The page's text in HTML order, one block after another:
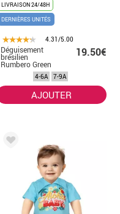
LIVRAISON 24/48H
DERNIÈRES UNITÉS
4.31/5.00
Déguisement
brésilien
Rumbero Green
Party garçon
19.50€
4-6A 7-9A
AJOUTER